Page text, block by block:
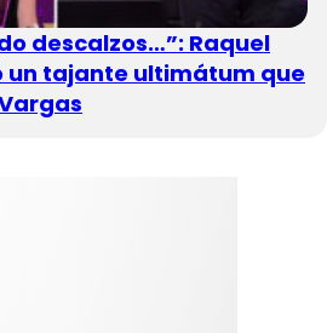
descalzos…”: Raquel
un tajante ultimátum que